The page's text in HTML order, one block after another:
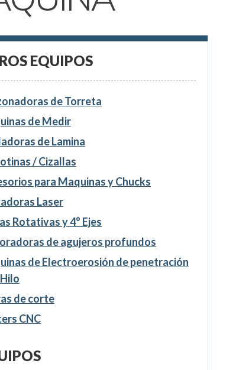
EQUIPOS
de Torreta
de Medir
de Lamina
/ Cizallas
para Maquinas y Chucks
Laser
Rotativas y 4° Ejes
de agujeros profundos
de Electroerosión de penetración
de corte
CNC